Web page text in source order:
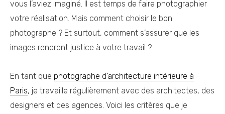
vous l’aviez imaginé. Il est temps de faire photographier
votre réalisation. Mais comment choisir le bon
photographe ? Et surtout, comment s’assurer que les
images rendront justice à votre travail ?
En tant que photographe d’architecture intérieure à
Paris, je travaille régulièrement avec des architectes, des
designers et des agences. Voici les critères que je